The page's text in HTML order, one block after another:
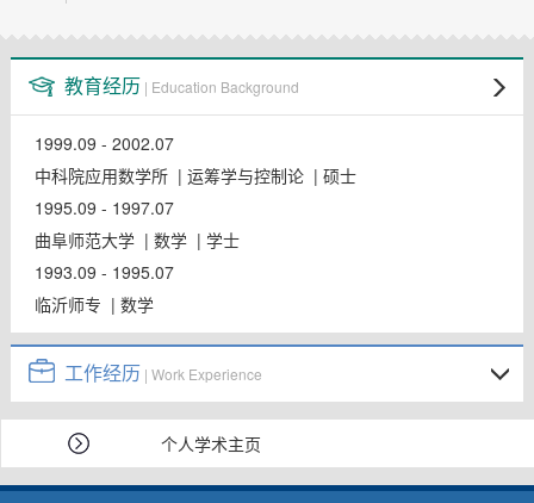
教育经历 | Education Background
1999.09 - 2002.07
中科院应用数学所 | 运筹学与控制论 | 硕士
1995.09 - 1997.07
曲阜师范大学 | 数学 | 学士
1993.09 - 1995.07
临沂师专 | 数学
工作经历 | Work Experience
个人学术主页